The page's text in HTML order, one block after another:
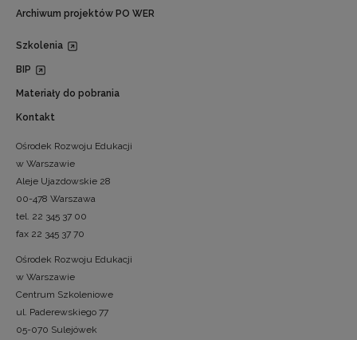
Archiwum projektów PO WER
Szkolenia
BIP
Materiały do pobrania
Kontakt
Ośrodek Rozwoju Edukacji
w Warszawie
Aleje Ujazdowskie 28
00-478 Warszawa
tel. 22 345 37 00
fax 22 345 37 70
Ośrodek Rozwoju Edukacji
w Warszawie
Centrum Szkoleniowe
ul. Paderewskiego 77
05-070 Sulejówek